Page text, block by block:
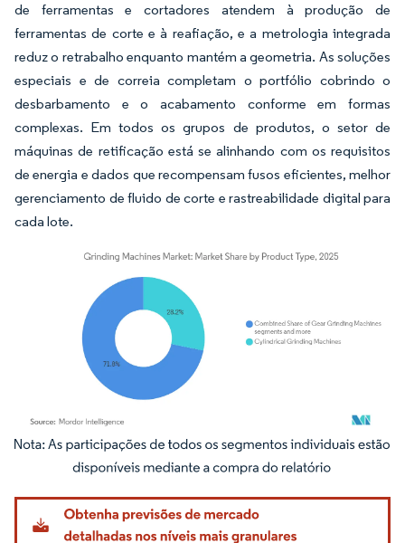
de ferramentas e cortadores atendem à produção de
ferramentas de corte e à reafiação, e a metrologia integrada
reduz o retrabalho enquanto mantém a geometria. As soluções
especiais e de correia completam o portfólio cobrindo o
desbarbamento e o acabamento conforme em formas
complexas. Em todos os grupos de produtos, o setor de
máquinas de retificação está se alinhando com os requisitos
de energia e dados que recompensam fusos eficientes, melhor
gerenciamento de fluido de corte e rastreabilidade digital para
cada lote.
Imagem © Mordor Intelligence. O reuso requer atribuição conforme CC BY 4.0.